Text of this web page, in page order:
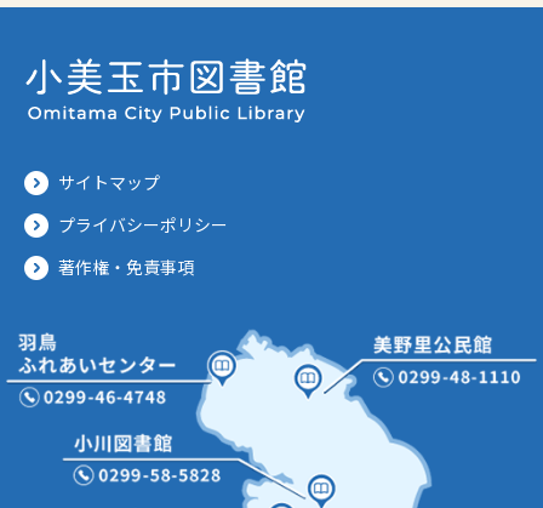
サイトマップ
プライバシーポリシー
著作権・免責事項